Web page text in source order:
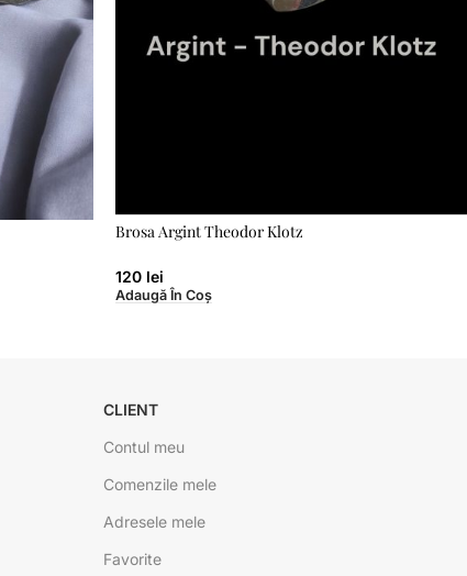
Brosa Argint Theodor Klotz
120 lei
Adaugă În Coș
CLIENT
Contul meu
Comenzile mele
Adresele mele
Favorite